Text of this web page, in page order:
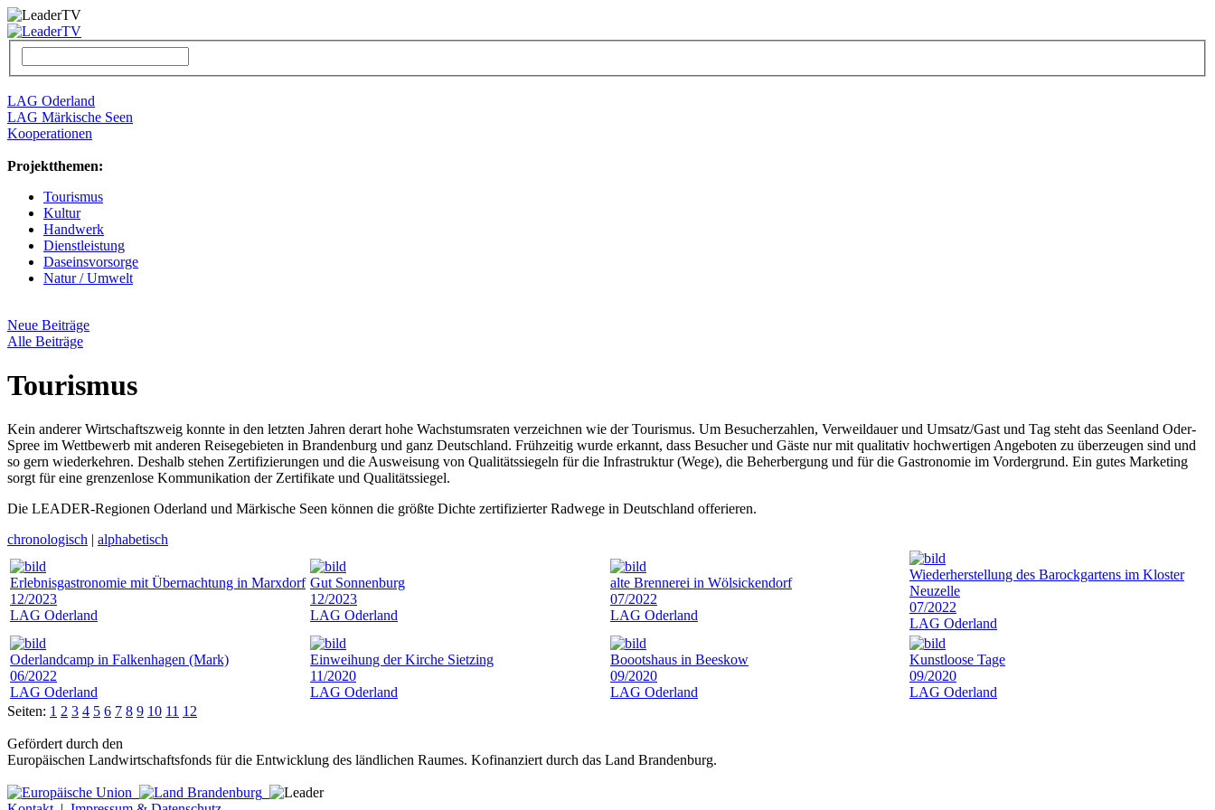
LAG Oderland
LAG Märkische Seen
Kooperationen
Projektthemen:
Tourismus
Kultur
Handwerk
Dienstleistung
Daseinsvorsorge
Natur / Umwelt
Neue Beiträge
Alle Beiträge
Tourismus
Kein anderer Wirtschaftszweig konnte in den letzten Jahren derart hohe Wachstumsraten verzeichnen wie der Tourismus. Um Besucherzahlen, Verweildauer und Umsatz/Gast und Tag steht das Seenland Oder-
Spree im Wettbewerb mit anderen Reisegebieten in Brandenburg und ganz Deutschland. Frühzeitig wurde erkannt, dass Besucher und Gäste nur mit qualitativ hochwertigen Angeboten zu überzeugen sind und
so gern wiederkehren. Deshalb stehen Zertifizierungen und die Ausweisung von Qualitätssiegeln für die Infrastruktur (Wege), die Beherbergung und für die Gastronomie im Vordergrund. Ein gutes Marketing
sorgt für eine grenzenlose Kommunikation der Zertifikate und Qualitätssiegel.
Die LEADER-Regionen Oderland und Märkische Seen können die größte Dichte zertifizierter Radwege in Deutschland offerieren.
chronologisch
alphabetisch
Erlebnisgastronomie mit Übernachtung in Marxdorf
12/2023
LAG Oderland
Gut Sonnenburg
12/2023
LAG Oderland
alte Brennerei in Wölsickendorf
07/2022
LAG Oderland
Wiederherstellung des Barockgartens im Kloster
Neuzelle
07/2022
LAG Oderland
Oderlandcamp in Falkenhagen (Mark)
06/2022
LAG Oderland
Einweihung der Kirche Sietzing
11/2020
LAG Oderland
Boootshaus in Beeskow
09/2020
LAG Oderland
Kunstloose Tage
09/2020
LAG Oderland
Seiten: 1 2 3 4 5 6 7 8 9 10 11 12
Gefördert durch den
Europäischen Landwirtschaftsfonds für die Entwicklung des ländlichen Raumes. Kofinanziert durch das Land Brandenburg.